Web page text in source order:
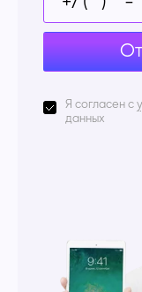
Я согласен с
данных